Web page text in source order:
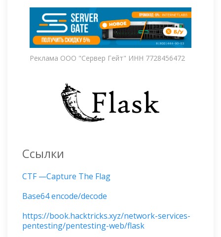
Реклама ООО "Сервер Гейт" ИНН 7728456472
Ссылки
CTF —Capture The Flag
Base64 encode/decode
https://book.hacktricks.xyz/network-services-
pentesting/pentesting-web/flask